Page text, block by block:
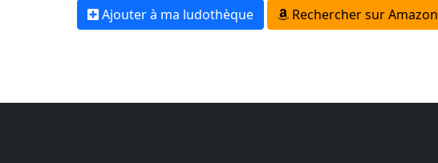
Ajouter à ma ludothèque Rechercher sur Amazon